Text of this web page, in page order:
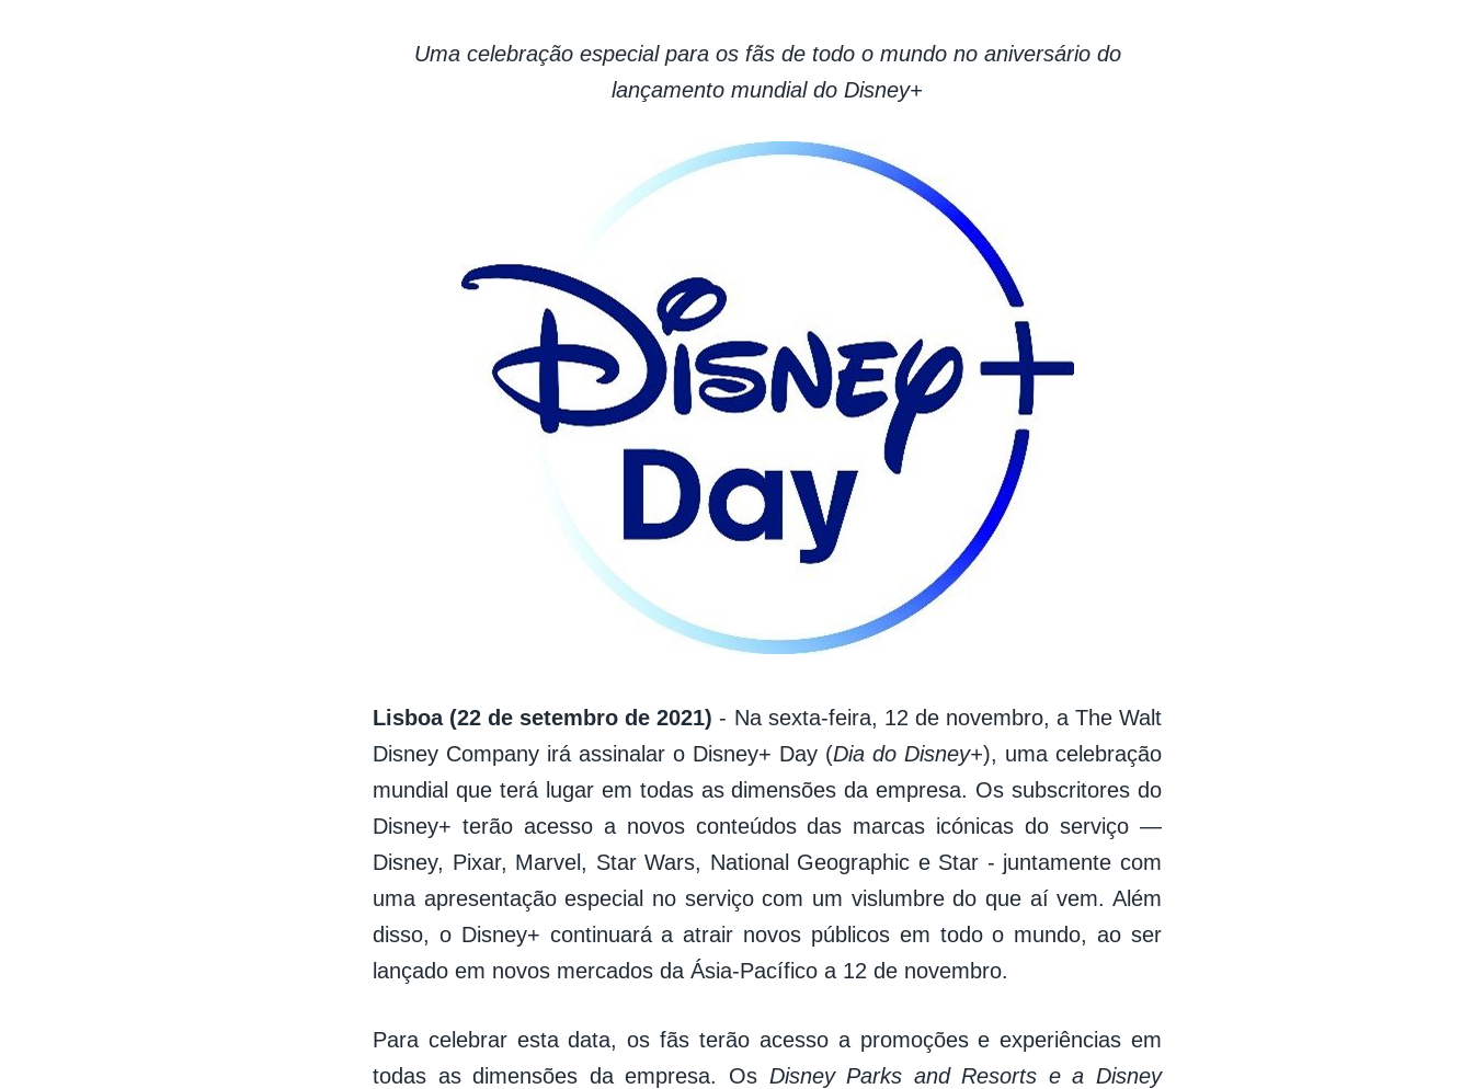
Uma celebração especial para os fãs de todo o mundo no aniversário do
lançamento mundial do Disney+
Lisboa (22 de setembro de 2021)- Na sexta-feira, 12 de novembro, a The Walt
Disney Company irá assinalar o Disney+ Day (Dia do Disney+), uma celebração
mundial que terá lugar em todas as dimensões da empresa. Os subscritores do
Disney+ terão acesso a novos conteúdos das marcas icónicas do serviço —
Disney, Pixar, Marvel, Star Wars, National Geographic e Star - juntamente com
uma apresentação especial no serviço com um vislumbre do que aí vem. Além
disso, o Disney+ continuará a atrair novos públicos em todo o mundo, ao ser
lançado em novos mercados da Ásia-Pacífico a 12 de novembro.
Para celebrar esta data, os fãs terão acesso a promoções e experiências em
todas as dimensões da empresa. OsDisney Parks and Resorts e a Disney